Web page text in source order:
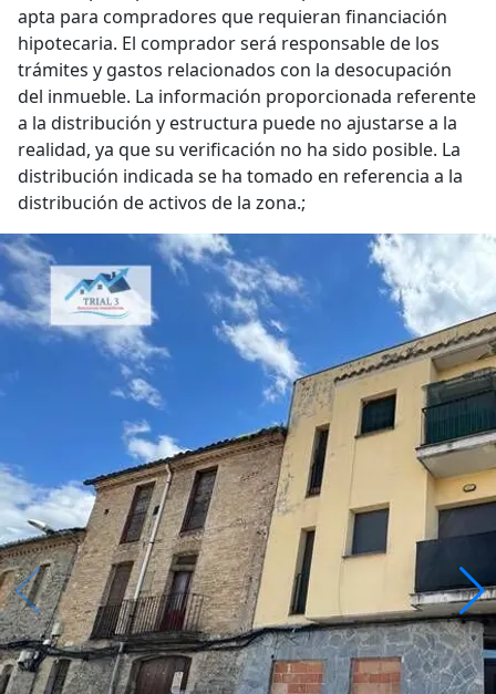
apta para compradores que requieran financiación
hipotecaria. El comprador será responsable de los
trámites y gastos relacionados con la desocupación
del inmueble. La información proporcionada referente
a la distribución y estructura puede no ajustarse a la
realidad, ya que su verificación no ha sido posible. La
distribución indicada se ha tomado en referencia a la
distribución de activos de la zona.;